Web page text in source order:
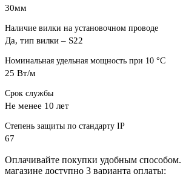
30мм
Наличие вилки на установочном проводе
Да, тип вилки – S22
Номинальная удельная мощность при 10 °С
25 Вт/м
Срок службы
Не менее 10 лет
Степень защиты по стандарту IP
67
Оплачивайте покупки удобным
магазине доступно 3 варианта оплаты: